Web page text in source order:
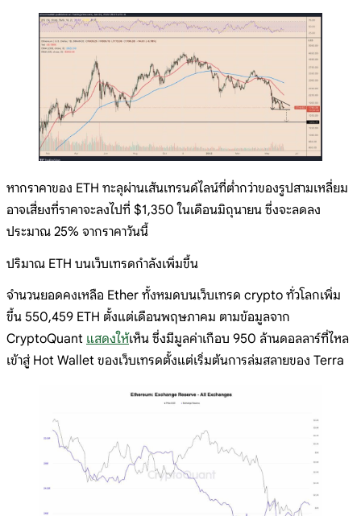
หากราคาของ ETH ทะลุผ่านเส้นเทรนด์ไลน์ที่ต่ำกว่าของรูปสามเหลี่ยม
อาจเสี่ยงที่ราคาจะลงไปที่ $1,350 ในเดือนมิถุนายน ซึ่งจะลดลง
ประมาณ 25% จากราคาวันนี้
ปริมาณ ETH บนเว็บเทรดกำลังเพิ่มขึ้น
จำนวนยอดคงเหลือ Ether ทั้งหมดบนเว็บเทรด crypto ทั่วโลกเพิ่ม
ขึ้น 550,459 ETH ตั้งแต่เดือนพฤษภาคม ตามข้อมูลจาก
CryptoQuant แสดงให้เห็น ซึ่งมีมูลค่าเกือบ 950 ล้านดอลลาร์ที่ไหล
เข้าสู่ Hot Wallet ของเว็บเทรดตั้งแต่เริ่มต้นการล่มสลายของ Terra